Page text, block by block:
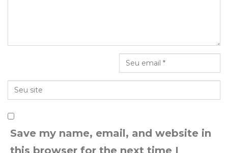
Save my name, email, and website in
this browser for the next time I